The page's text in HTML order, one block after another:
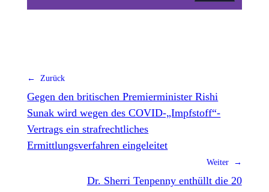
← Zurück
Gegen den britischen Premierminister Rishi
Sunak wird wegen des COVID-„Impfstoff“-
Vertrags ein strafrechtliches
Ermittlungsverfahren eingeleitet
Weiter →
Dr. Sherri Tenpenny enthüllt die 20